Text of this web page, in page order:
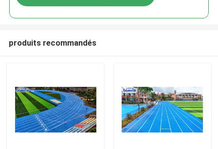
produits recommandés